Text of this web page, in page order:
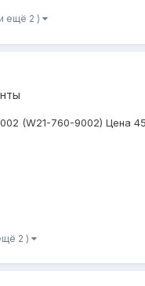
ещё 2 )
(W21-760-9002) Цена
2 )